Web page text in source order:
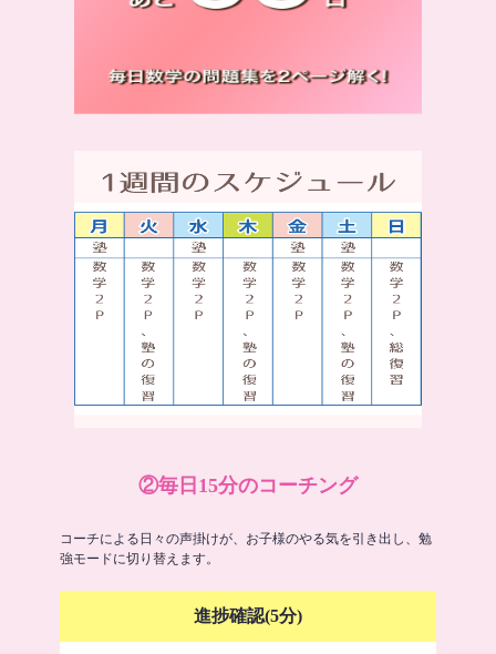
②毎日15分のコーチング
コーチによる日々の声掛けが、お子様のやる気を引き出し、勉
強モードに切り替えます。
進捗確認(5分)